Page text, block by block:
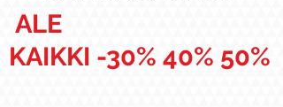
ALE
KAIKKI -30% 40% 50%